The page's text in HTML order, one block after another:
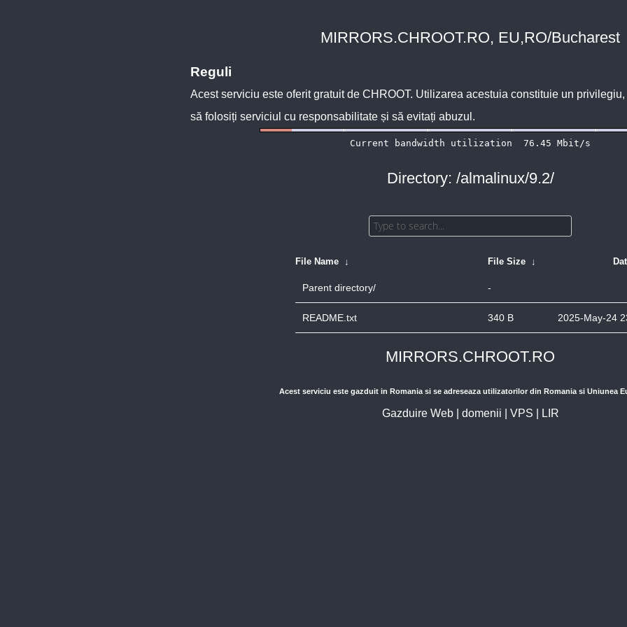
MIRRORS.CHROOT.RO, EU,RO/Bucharest
Reguli
Acest serviciu este oferit gratuit de CHROOT. Utilizarea acestuia constituie un
să folosiți serviciul cu responsabilitate și să evitați abuzul.
Directory: /almalinux/9.2/
File Name ↓ File Size ↓
Parent directory/ -
README.txt 340 B 2025-May-24
MIRRORS.CHROOT.RO
Acest serviciu este gazduit in Romania si se adreseaza utilizatorilor din Romania si Uniunea
Gazduire Web| domenii VPS LIR